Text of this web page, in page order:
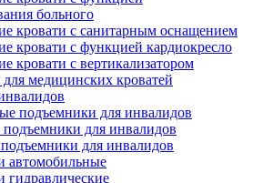
больного
кровати с санитарным оснащением
кровати с функцией кардиокресло
кровати с вертикализатором
медицинских кроватей
подъемники для инвалидов
для инвалидов
для инвалидов
автомобильные
гидравлические